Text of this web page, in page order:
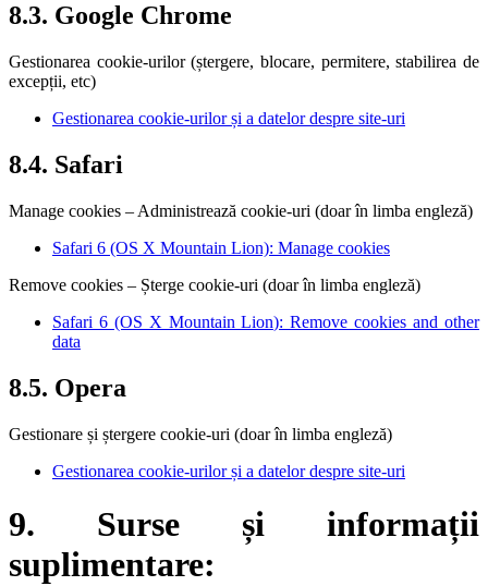
8.3. Google Chrome
Gestionarea cookie-urilor (ștergere, blocare, permitere, stabilirea de
excepții, etc)
Gestionarea cookie-urilor și a datelor despre site-uri
8.4. Safari
Manage cookies – Administrează cookie-uri (doar în limba engleză)
Safari 6 (OS X Mountain Lion): Manage cookies
Remove cookies – Șterge cookie-uri (doar în limba engleză)
Safari 6 (OS X Mountain Lion): Remove cookies and other
data
8.5. Opera
Gestionare și ștergere cookie-uri (doar în limba engleză)
Gestionarea cookie-urilor și a datelor despre site-uri
9. Surse și informații
suplimentare: